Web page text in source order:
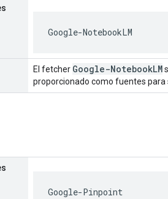
Google-NotebookLM
El fetcher Google-NotebookLM
proporcionado como fuentes para
Google-Pinpoint